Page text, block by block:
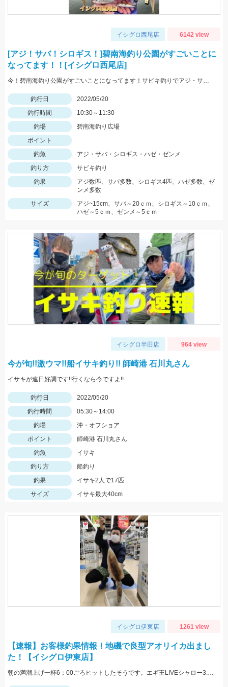
イシグロ西尾店 6142 view
[アジ！サバ！シロギス！]碧南海釣り公園がすごいことに
なってます！！[イシグロ西尾店]
今！碧南海釣り公園がすごいことになってます！サビキ釣りでアジ・サバ・イワシ！ちょい投げでは20ｃｍ越えのシロギス・ハゼ・ゼンメが爆釣中！！
釣行日
2022/05/20
釣行時間
10:30～11:30
釣場
碧南海釣り広場
ポイント
釣魚
アジ・サバ・シロギス・ハゼ・ゼンメ
釣り方
サビキ釣り
釣果
アジ数匹、サバ多数、シロギス4匹、ハゼ多数、ゼ
ンメ多数
サイズ
アジ~15cm、サバ～20ｃｍ、シロギス～10ｃｍ、
ハゼ～5ｃｍ、ゼンメ～5ｃｍ
イシグロ半田店 964 view
今が旬!!激ウマ!!船イサキ釣り!! 師崎港 石川丸さん
イサキが連日好調です!!行くなら今ですよ!!
釣行日
2022/05/20
釣行時間
05:30～14:00
釣場
沖・オフショア
ポイント
師崎港 石川丸さん
釣魚
イサキ
釣り方
船釣り
釣果
イサキ2人で17匹
サイズ
イサキ最大40cm
イシグロ伊東店 1261 view
【速報】お客様釣果情報！地磯で良型アオリイカ出まし
た！【イシグロ伊東店】
朝の満潮上げ一杯6：00ごろヒットしたそうです。エギ王LIVEシャロー3.5号ムラムラチェリーを使用。情報提供ありがとうございます！